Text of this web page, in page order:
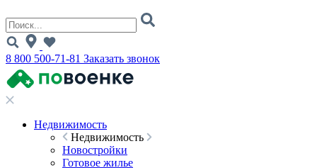
8 800 500-71-81 Заказать звонок
Недвижимость
Недвижимость
Новостройки
Готовое жилье